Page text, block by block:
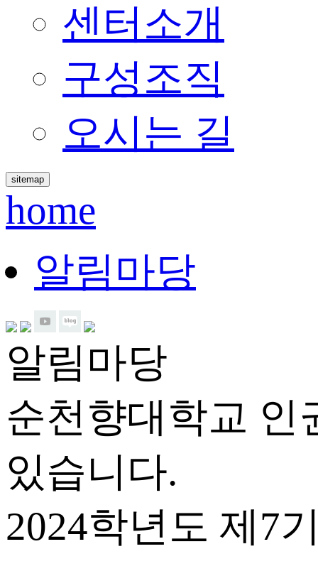
센터소개
구성조직
오시는 길
sitemap
home
알림마당
알림마당
순천향대학교 인
있습니다.
2024학년도 제7